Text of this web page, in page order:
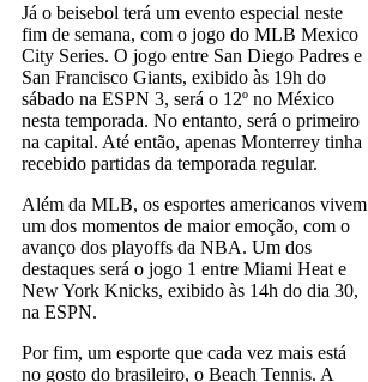
Já o beisebol terá um evento especial neste
fim de semana, com o jogo do MLB Mexico
City Series. O jogo entre San Diego Padres e
San Francisco Giants, exibido às 19h do
sábado na ESPN 3, será o 12º no México
nesta temporada. No entanto, será o primeiro
na capital. Até então, apenas Monterrey tinha
recebido partidas da temporada regular.
Além da MLB, os esportes americanos vivem
um dos momentos de maior emoção, com o
avanço dos playoffs da NBA. Um dos
destaques será o jogo 1 entre Miami Heat e
New York Knicks, exibido às 14h do dia 30,
na ESPN.
Por fim, um esporte que cada vez mais está
no gosto do brasileiro, o Beach Tennis. A